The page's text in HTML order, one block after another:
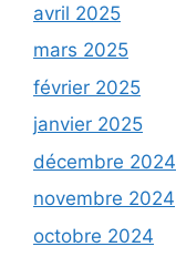
avril 2025
mars 2025
février 2025
janvier 2025
décembre 2024
novembre 2024
octobre 2024